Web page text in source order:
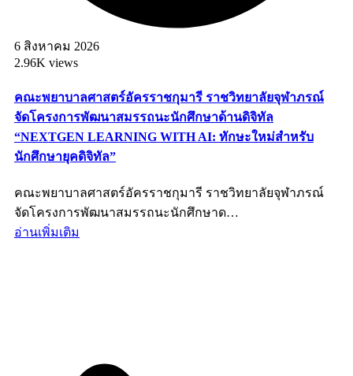
6 สิงหาคม 2026
2.96K views
คณะพยาบาลศาสตร์อัครราชกุมารี ราชวิทยาลัยจุฬาภรณ์
จัดโครงการพัฒนาสมรรถนะนักศึกษาด้านดิจิทัล
“NEXTGEN LEARNING WITH AI: ทักษะใหม่สำหรับ
นักศึกษายุคดิจิทัล”
คณะพยาบาลศาสตร์อัครราชกุมารี ราชวิทยาลัยจุฬาภรณ์
จัดโครงการพัฒนาสมรรถนะนักศึกษาด…
อ่านเพิ่มเติม